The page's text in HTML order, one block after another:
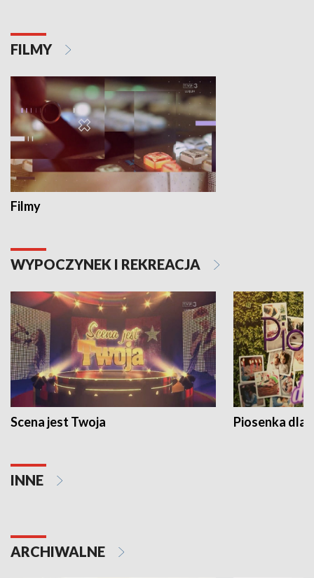
FILMY
Filmy
WYPOCZYNEK I REKREACJA
Scena jest Twoja Piosenka dla
INNE
ARCHIWALNE